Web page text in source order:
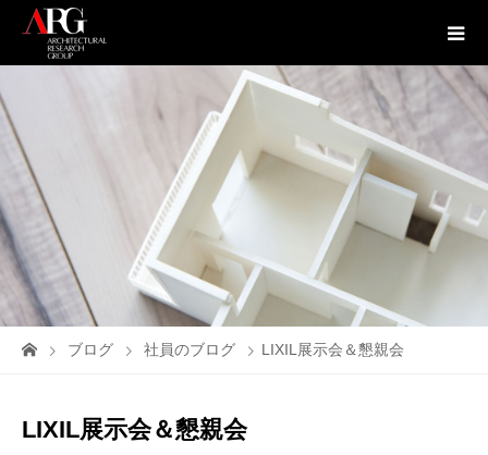
ブログ 社員のブログ LIXIL展示会＆懇親会
LIXIL展示会＆懇親会